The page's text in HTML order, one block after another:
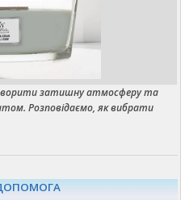
затишну атмосферу та
Розповідаємо, як вибрати